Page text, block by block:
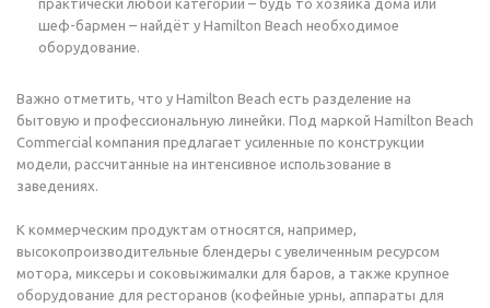
практически любой категории – будь то хозяйка дома или
шеф-бармен – найдёт у Hamilton Beach необходимое
оборудование.
Важно отметить, что у Hamilton Beach есть разделение на
бытовую и профессиональную линейки. Под маркой Hamilton Beach
Commercial компания предлагает усиленные по конструкции
модели, рассчитанные на интенсивное использование в
заведениях.
К коммерческим продуктам относятся, например,
высокопроизводительные блендеры с увеличенным ресурсом
мотора, миксеры и соковыжималки для баров, а также крупное
оборудование для ресторанов (кофейные урны, аппараты для